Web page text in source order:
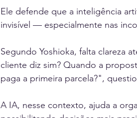
Ele defende que a inteligência
invisível — especialmente nas
Segundo Yoshioka, falta clareza
cliente diz sim? Quando a
paga a primeira parcela?",
A IA, nesse contexto, ajuda a